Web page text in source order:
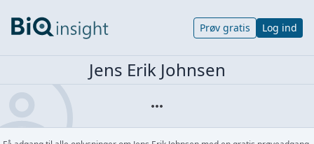
Prøv gratis Log ind
Jens Erik Johnsen